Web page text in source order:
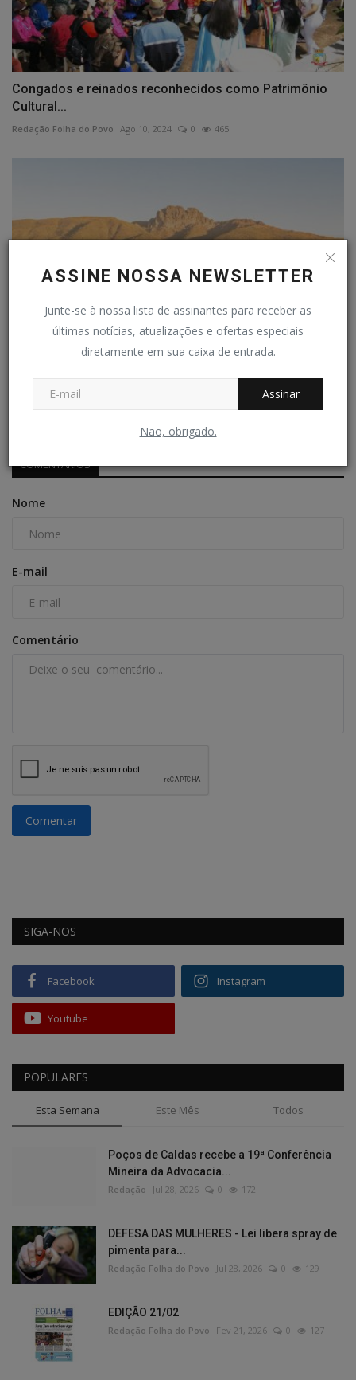
ASSINE NOSSA NEWSLETTER
Junte-se à nossa lista de assinantes para receber as
últimas notícias, atualizações e ofertas especiais
diretamente em sua caixa de entrada.
Assinar
Não, obrigado.
Congados e reinados reconhecidos como Patrimônio
Cultural...
Redação Folha do Povo Ago 10, 2024 0 465
próxima...
Redação Folha do Povo Jul 1, 2026 0 109
COMENTÁRIOS
Nome
E-mail
Comentário
Comentar
SIGA-NOS
Facebook Instagram
Youtube
POPULARES
Esta Semana Este Mês Todos
Poços de Caldas recebe a 19ª Conferência
Mineira da Advocacia...
Redação Jul 28, 2026 0 172
DEFESA DAS MULHERES - Lei libera spray de
pimenta para...
Redação Folha do Povo Jul 28, 2026 0 129
EDIÇÃO 21/02
Redação Folha do Povo Fev 21, 2026 0 127